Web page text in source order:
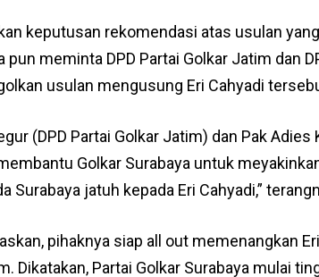
keputusan rekomendasi atas usulan
pun meminta DPD Partai Golkar Jatim dan
usulan mengusung Eri Cahyadi
(DPD Partai Golkar Jatim) dan Pak
Golkar Surabaya untuk
Surabaya jatuh kepada Eri Cahyadi,”
pihaknya siap all out memenangkan
Dikatakan, Partai Golkar Surabaya mulai